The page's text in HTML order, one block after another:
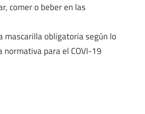
comer o beber en las
mascarilla obligatoria según lo
normativa para el COVI-19